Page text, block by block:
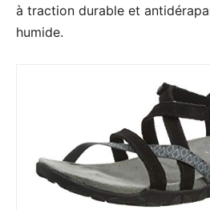
à traction durable et
humide.